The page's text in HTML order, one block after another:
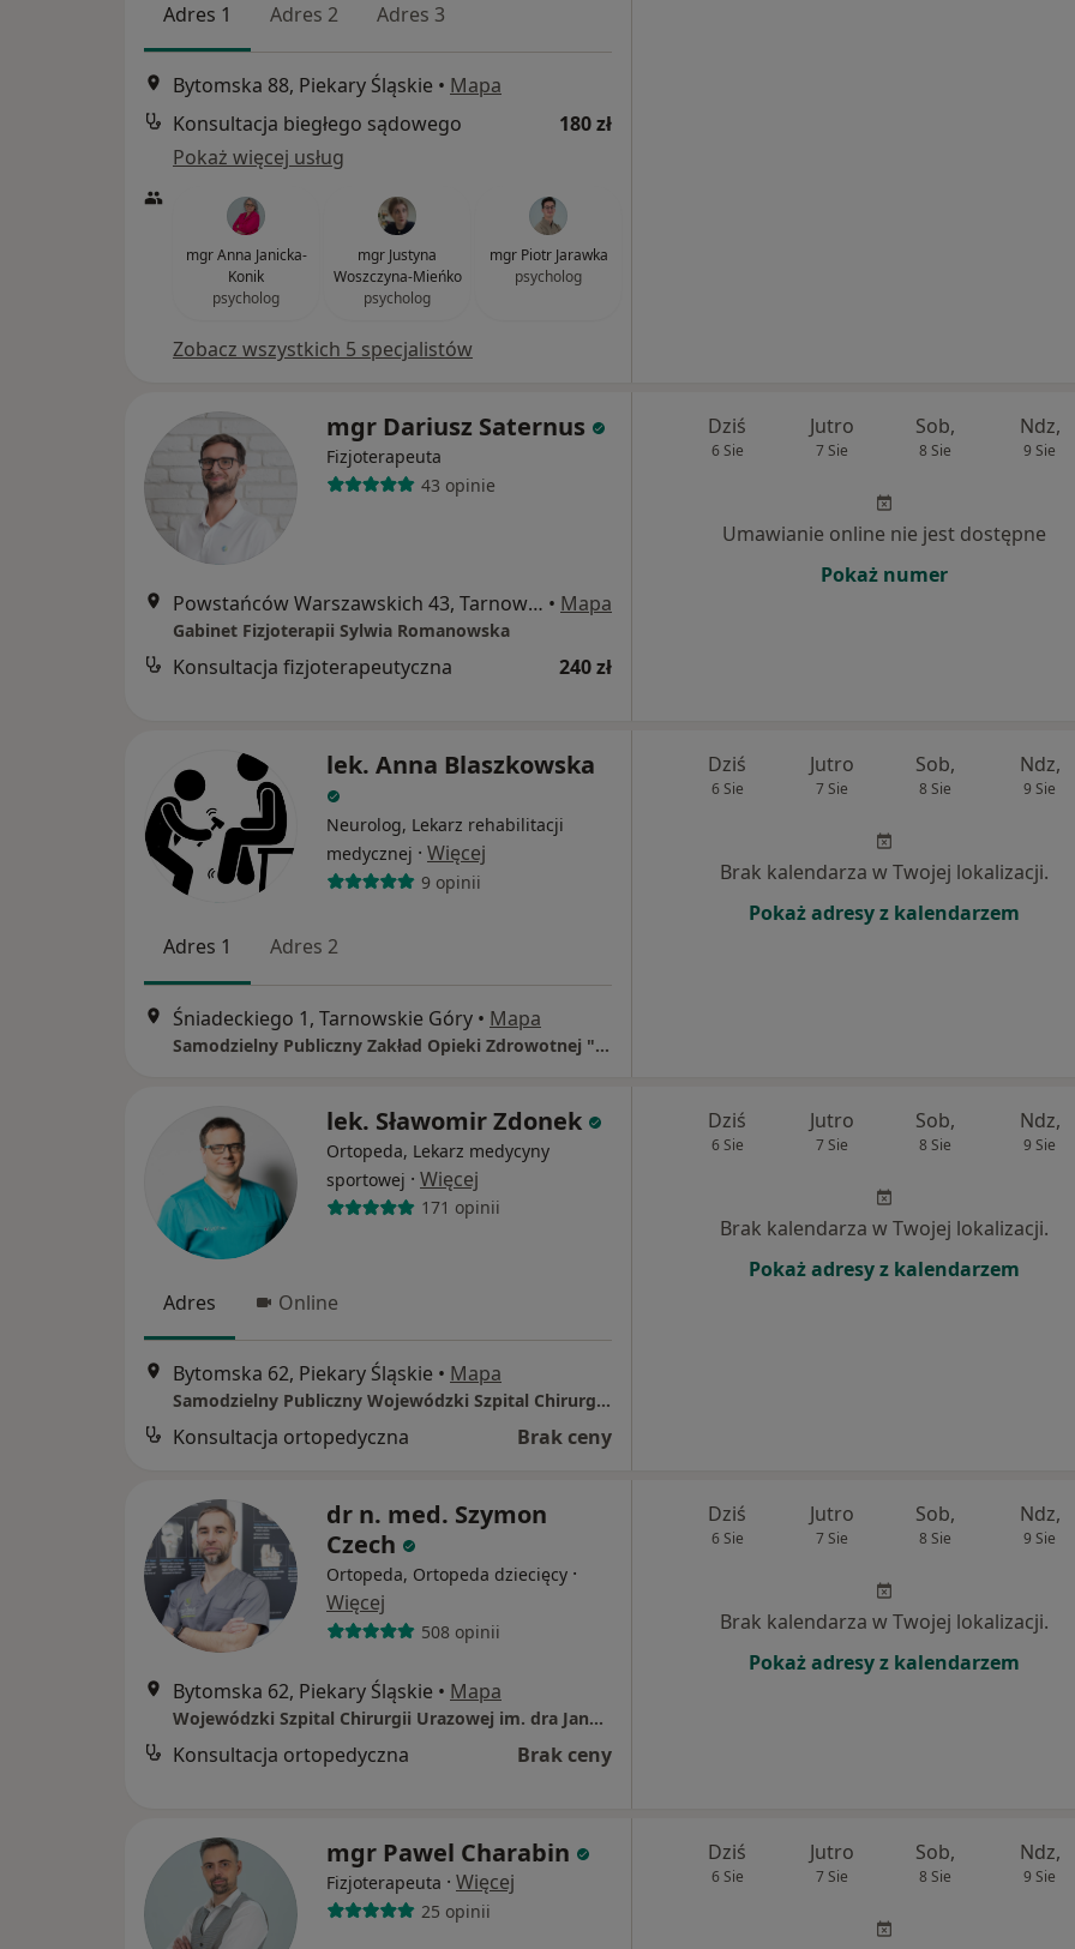
Adres 1 Adres 2 Adres 3
Bytomska 88, Piekary Śląskie • Mapa
Konsultacja biegłego sądowego
180 zł
Pokaż więcej usług
mgr Anna Janicka-
Konik
psycholog
mgr Justyna
Woszczyna-Mieńko
psycholog
mgr Piotr Jarawka
psycholog
Zobacz wszystkich 5 specjalistów
mgr Dariusz Saternus
Fizjoterapeuta
43 opinie
Powstańców Warszawskich 43, Tarnowskie Góry • Mapa
Gabinet Fizjoterapii Sylwia Romanowska
Konsultacja fizjoterapeutyczna 240 zł
Dziś
6 Sie
Jutro
7 Sie
Sob,
8 Sie
Ndz,
9 Sie
Umawianie online nie jest dostępne
Pokaż numer
lek. Anna Blaszkowska
Neurolog, Lekarz rehabilitacji
medycznej · Więcej
9 opinii
Adres 1 Adres 2
Śniadeckiego 1, Tarnowskie Góry • Mapa
Samodzielny Publiczny Zakład Opieki Zdrowotnej "Repty" Górnośląskie Centrum Rehabilitacji im. Gen. Jerzego Ziętka
Dziś
6 Sie
Jutro
7 Sie
Sob,
8 Sie
Ndz,
9 Sie
Brak kalendarza w Twojej lokalizacji.
Pokaż adresy z kalendarzem
lek. Sławomir Zdonek
Ortopeda, Lekarz medycyny
sportowej · Więcej
171 opinii
Adres Online
Bytomska 62, Piekary Śląskie • Mapa
Samodzielny Publiczny Wojewódzki Szpital Chirurgii Urazowej im. dr. Janusza Daaba w Piekarach Śląskich
Konsultacja ortopedyczna Brak ceny
Dziś
6 Sie
Jutro
7 Sie
Sob,
8 Sie
Ndz,
9 Sie
Brak kalendarza w Twojej lokalizacji.
Pokaż adresy z kalendarzem
dr n. med. Szymon
Czech
Ortopeda, Ortopeda dziecięcy ·
Więcej
508 opinii
Bytomska 62, Piekary Śląskie • Mapa
Wojewódzki Szpital Chirurgii Urazowej im. dra Janusza Daaba w Piekarach Śląskich
Konsultacja ortopedyczna Brak ceny
Dziś
6 Sie
Jutro
7 Sie
Sob,
8 Sie
Ndz,
9 Sie
Brak kalendarza w Twojej lokalizacji.
Pokaż adresy z kalendarzem
mgr Pawel Charabin
Fizjoterapeuta · Więcej
25 opinii
Dziś
6 Sie
Jutro
7 Sie
Sob,
8 Sie
Ndz,
9 Sie